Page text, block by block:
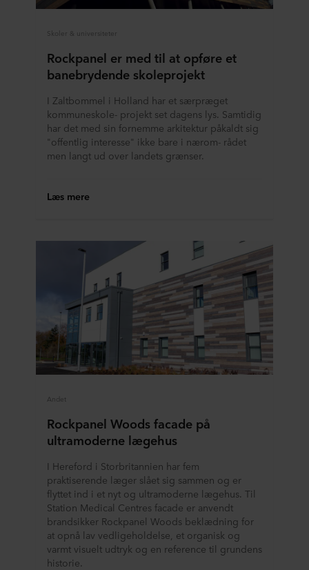
Skoler & universiteter
Rockpanel er med til at opføre et
banebrydende skoleprojekt
I Zaltbommel i Holland har et særpræget
kommuneskole- projekt set dagens lys. Samtidig
har det med sin fornemme arkitektur påkaldt sig
"offentlig interesse" ikke bare i nærom- rådet
men langt ud over landets grænser.
Læs mere
Andet
Rockpanel Woods facade på
ultramoderne lægehus
I Hereford i Storbritannien har fem
praktiserende læger slået sig sammen og er
flyttet ind i et nyt og ultramoderne lægehus. Til
Station Medical Centres facade er anvendt
brandsikker Rockpanel Woods beklædning for
at opnå lav vedligeholdelse, et organisk og
varmt visuelt udtryk og en reference til grundens
historie.